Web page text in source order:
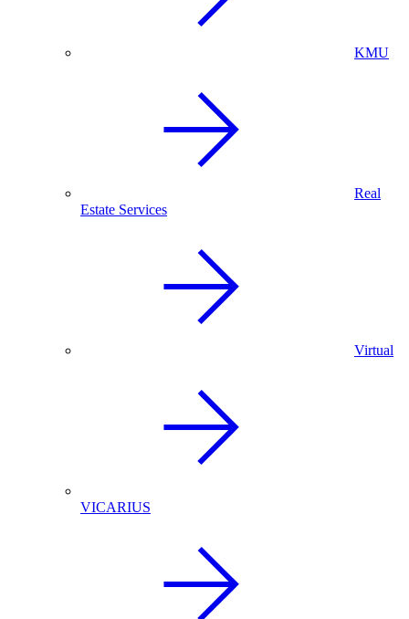
KMU
Real
Estate Services
Virtual
VICARIUS